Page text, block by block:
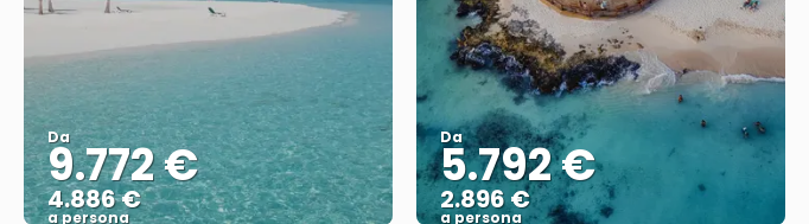
Da
9.772 €
4.886 €
a persona
Da
5.792 €
2.896 €
a persona